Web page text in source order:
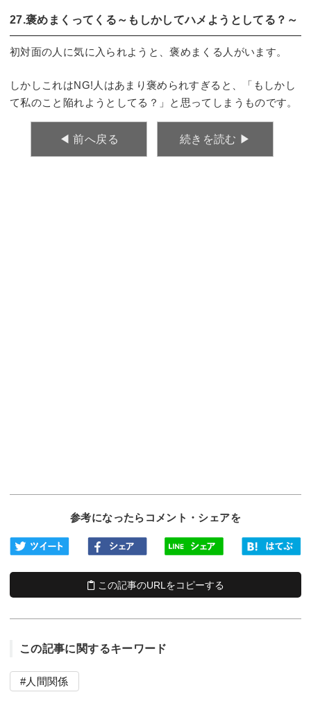
27.褒めまくってくる～もしかしてハメようとしてる？～
初対面の人に気に入られようと、褒めまくる人がいます。
しかしこれはNG!人はあまり褒められすぎると、「もしかし
て私のこと陥れようとしてる？」と思ってしまうものです。
◀︎ 前へ戻る 続きを読む ▶︎
参考になったらコメント・シェアを
この記事のURLをコピーする
この記事に関するキーワード
人間関係